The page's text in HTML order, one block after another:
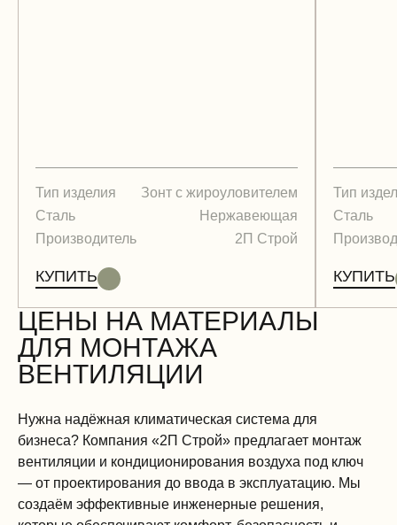
Тип изделия
Зонт с жироуловителем
Сталь
Нержавеющая
Производитель
2П Строй
КУПИТЬ
Тип
Сталь
КУПИТЬ
ЦЕНЫ НА МАТЕРИАЛЫ
ДЛЯ МОНТАЖА
ВЕНТИЛЯЦИИ
Нужна надёжная климатическая система для
бизнеса? Компания «2П Строй» предлагает монтаж
вентиляции и кондиционирования воздуха под ключ
— от проектирования до ввода в эксплуатацию. Мы
создаём эффективные инженерные решения,